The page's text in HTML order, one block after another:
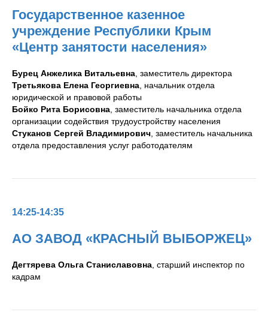
Государственное казенное
учреждение Республики Крым
«Центр занятости населения»
Бурец Анжелика Витальевна , заместитель директора
Третьякова Елена Георгиевна , начальник отдела
юридической и правовой работы
Бойко Рита Борисовна , заместитель начальника отдела
организации содействия трудоустройству населения
Стуканов Сергей Владимирович , заместитель начальника
отдела предоставления услуг работодателям
14:25-14:35
АО ЗАВОД «КРАСНЫЙ ВЫБОРЖЕЦ»
Дегтярева Ольга Станиславовна , старший инспектор по
кадрам